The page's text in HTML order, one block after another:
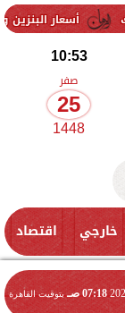
البنزين والسولار
10:53
صفر
25
1448
خارجي اقتصاد
07:18 صـ بتوقيت القاهرة